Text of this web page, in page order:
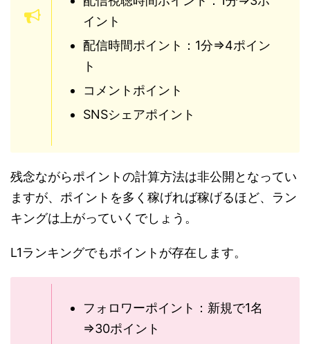
イント
配信時間ポイント：1分⇒4ポイン
ト
コメントポイント
SNSシェアポイント
残念ながらポイントの計算方法は非公開となってい
ますが、ポイントを多く稼げれば稼げるほど、ラン
キングは上がっていくでしょう。
L1ランキングでもポイントが存在します。
フォロワーポイント：新規で1名
⇒30ポイント